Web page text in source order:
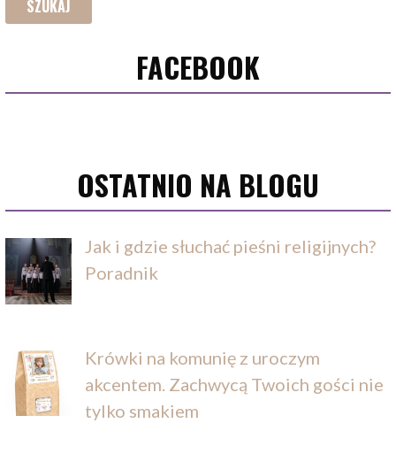
FACEBOOK
OSTATNIO NA BLOGU
Jak i gdzie słuchać pieśni religijnych?
Poradnik
Krówki na komunię z uroczym
akcentem. Zachwycą Twoich gości nie
tylko smakiem